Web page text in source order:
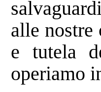
alle nostre
e tutela
operiamo